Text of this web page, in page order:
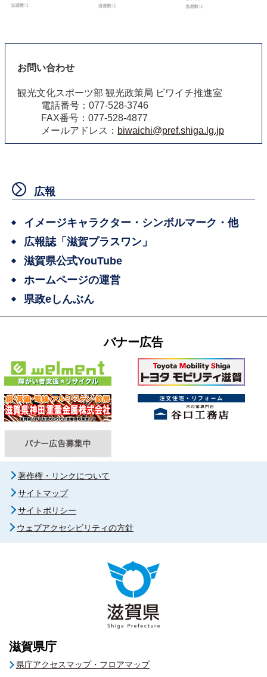
お問い合わせ
観光文化スポーツ部 観光政策局 ビワイチ推進室
電話番号：077-528-3746
FAX番号：077-528-4877
メールアドレス： biwaichi@pref.shiga.lg.jp
広報
イメージキャラクター・シンボルマーク・他
広報誌「滋賀プラスワン」
滋賀県公式YouTube
ホームページの運営
県政eしんぶん
バナー広告
著作権・リンクについて
サイトマップ
サイトポリシー
ウェブアクセシビリティの方針
滋賀県庁
県庁アクセスマップ・フロアマップ